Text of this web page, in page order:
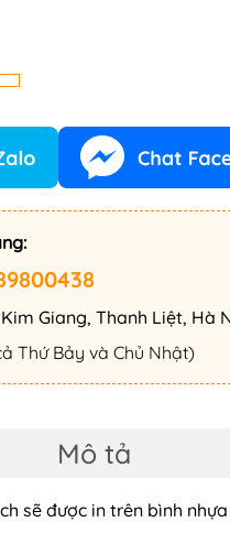
Giang, Thanh Liệt, Hà
Thứ Bảy và Chủ Nhật)
Mô tả
sẽ được in trên bình